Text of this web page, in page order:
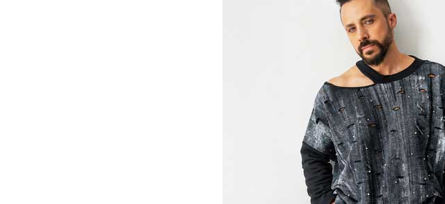
“Pusula” bu yolculuğun ardından
Pastel Melankoli konsept bir
barındıran, akışında ilerleyen ve
hikâyeydi. “Pusula”yı biraz daha
benzer duygular taşıyan bir şarkı
yeniden bir şans vermekle, o aşktan
“Pusula”da bitmiş bir aşkı geride
arasında kalan bir duygu var. Bu